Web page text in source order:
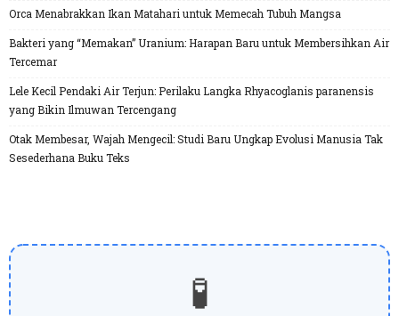
Orca Menabrakkan Ikan Matahari untuk Memecah Tubuh Mangsa
Bakteri yang “Memakan” Uranium: Harapan Baru untuk Membersihkan Air
Tercemar
Lele Kecil Pendaki Air Terjun: Perilaku Langka Rhyacoglanis paranensis
yang Bikin Ilmuwan Tercengang
Otak Membesar, Wajah Mengecil: Studi Baru Ungkap Evolusi Manusia Tak
Sesederhana Buku Teks
🧪